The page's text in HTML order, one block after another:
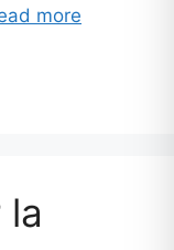
more